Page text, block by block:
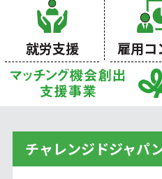
就労支援 雇用コ
チャレンジドジャパ